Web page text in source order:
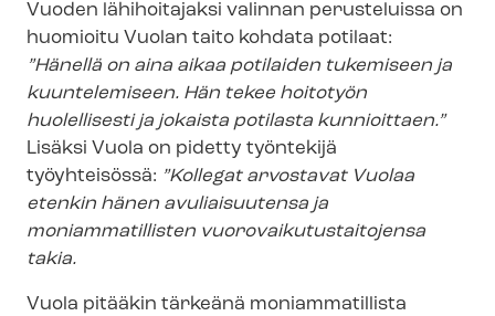
Vuoden lähihoitajaksi valinnan perusteluissa on
huomioitu Vuolan taito kohdata potilaat:
”Hänellä on aina aikaa potilaiden tukemiseen ja
kuuntelemiseen. Hän tekee hoitotyön
huolellisesti ja jokaista potilasta kunnioittaen.”
Lisäksi Vuola on pidetty työntekijä
työyhteisössä: ”Kollegat arvostavat Vuolaa
etenkin hänen avuliaisuutensa ja
moniammatillisten vuo­ro­vai­ku­tus­tai­to­jen­sa
takia.
Vuola pitääkin tärkeänä moniammatillista